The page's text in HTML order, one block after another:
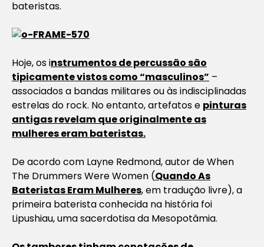
bateristas.
Hoje, os instrumentos de percussão são
tipicamente vistos como “masculinos” –
associados a bandas militares ou às indisciplinadas
estrelas do rock. No entanto, artefatos e pinturas
antigas revelam que originalmente as
mulheres eram bateristas.
De acordo com Layne Redmond, autor de When
The Drummers Were Women (Quando As
Bateristas Eram Mulheres, em tradução livre), a
primeira baterista conhecida na história foi
Lipushiau, uma sacerdotisa da Mesopotâmia.